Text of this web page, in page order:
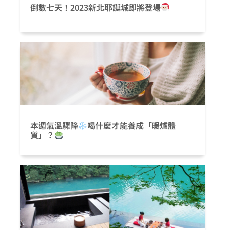
倒數七天！2023新北耶誕城即將登場
本週氣溫驟降 喝什麼才能養成「暖爐體
質」？